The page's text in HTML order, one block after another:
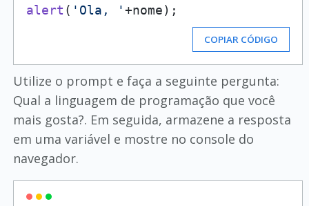
alert ( 'Ola, '
COPIAR CÓDIGO
Utilize o prompt e faça a seguinte pergunta:
Qual a linguagem de programação que você
mais gosta?. Em seguida, armazene a resposta
em uma variável e mostre no console do
navegador.